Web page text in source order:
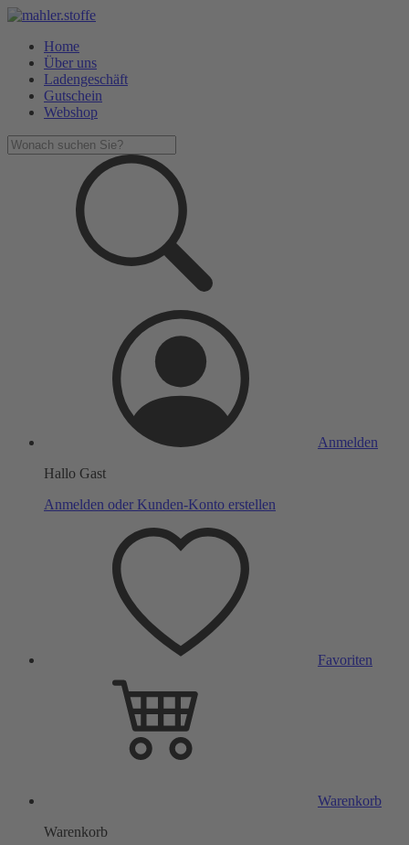
Home
Über uns
Ladengeschäft
Gutschein
Webshop
Anmelden
Hallo Gast
Anmelden oder Kunden-Konto erstellen
Favoriten
Warenkorb
Warenkorb